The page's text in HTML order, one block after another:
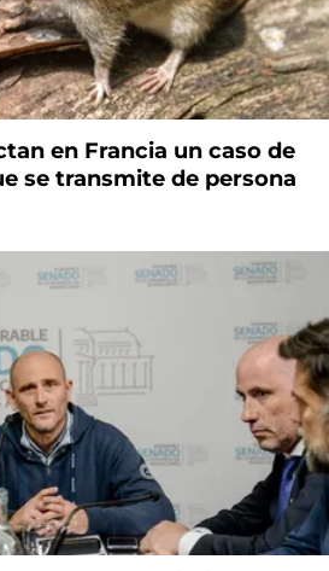
en Francia un caso de
se transmite de persona